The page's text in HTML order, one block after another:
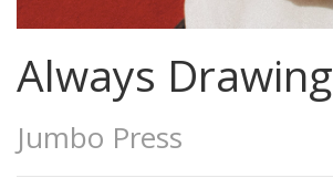
Always Drawing
Jumbo Press